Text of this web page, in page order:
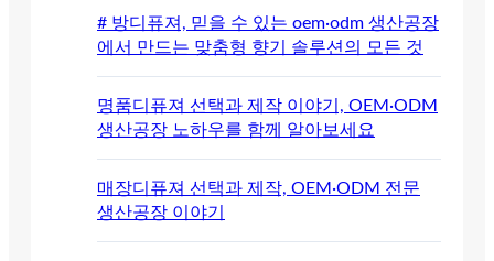
# 방디퓨져, 믿을 수 있는 oem·odm 생산공장
에서 만드는 맞춤형 향기 솔루션의 모든 것
명품디퓨져 선택과 제작 이야기, OEM·ODM
생산공장 노하우를 함께 알아보세요
매장디퓨져 선택과 제작, OEM·ODM 전문
생산공장 이야기